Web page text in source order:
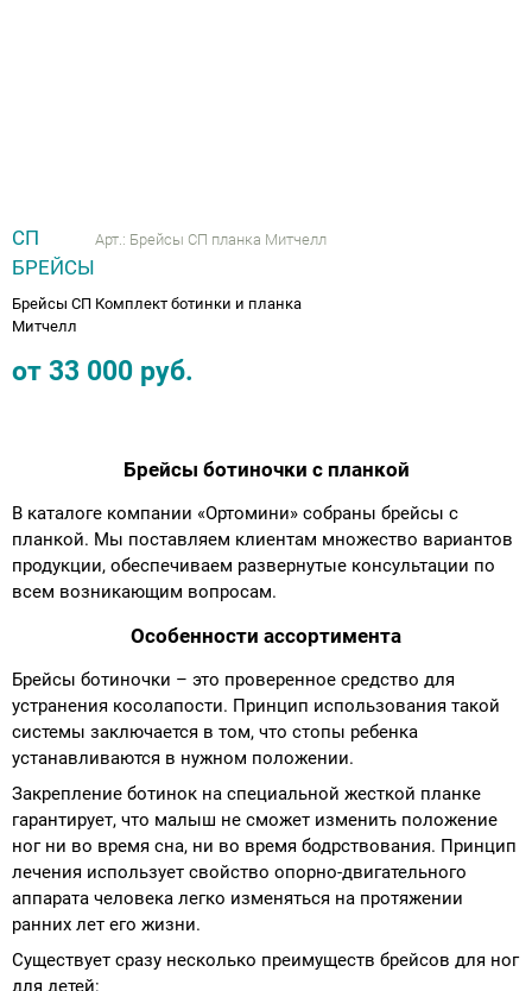
СП
БРЕЙСЫ
Арт.: Брейсы СП планка Митчелл
Брейсы СП Комплект ботинки и планка
Митчелл
от 33 000 руб.
Брейсы ботиночки с планкой
В каталоге компании «Ортомини» собраны брейсы с
планкой. Мы поставляем клиентам множество вариантов
продукции, обеспечиваем развернутые консультации по
всем возникающим вопросам.
Особенности ассортимента
Брейсы ботиночки – это проверенное средство для
устранения косолапости. Принцип использования такой
системы заключается в том, что стопы ребенка
устанавливаются в нужном положении.
Закрепление ботинок на специальной жесткой планке
гарантирует, что малыш не сможет изменить положение
ног ни во время сна, ни во время бодрствования. Принцип
лечения использует свойство опорно-двигательного
аппарата человека легко изменяться на протяжении
ранних лет его жизни.
Существует сразу несколько преимуществ брейсов для ног
ОПОРЫ, ВЕРТИКАЛИЗАТОРЫ, Оборудование
инвалидов